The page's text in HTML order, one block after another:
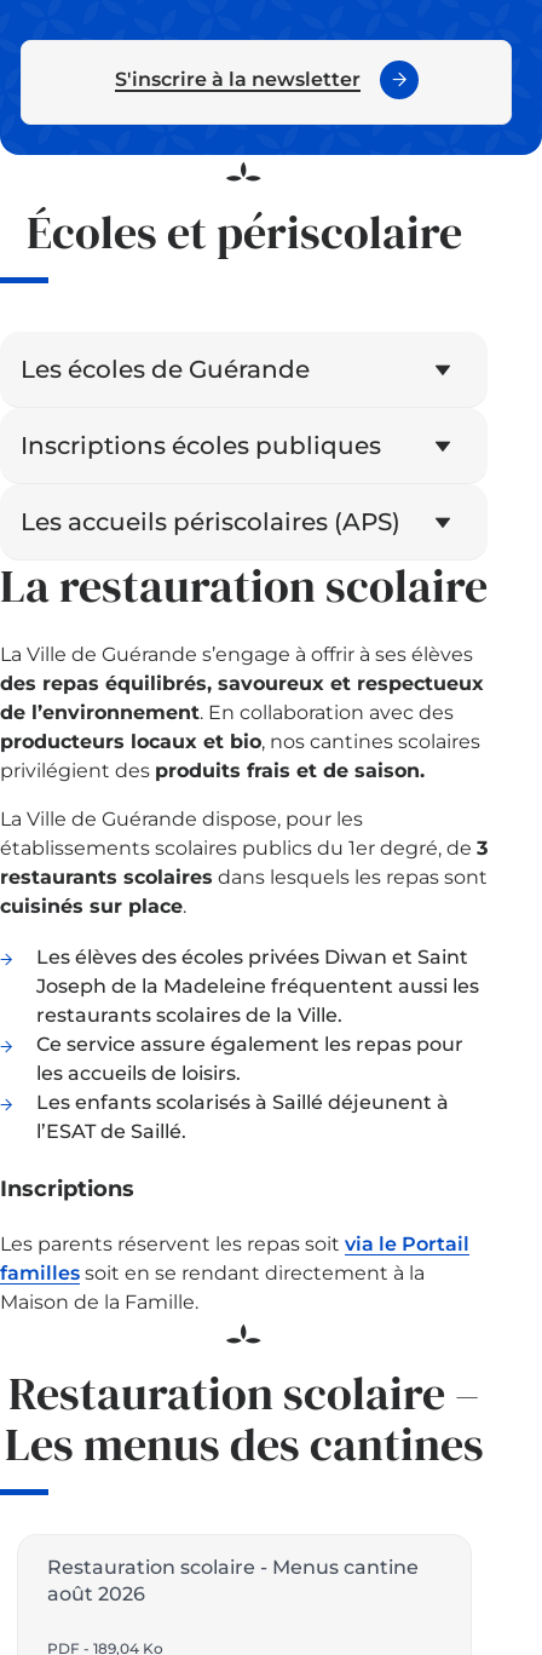
S'inscrire à la newsletter
Écoles et périscolaire
Les écoles de Guérande
Inscriptions écoles publiques
Les accueils périscolaires (APS)
La restauration scolaire
La Ville de Guérande s’engage à offrir à ses élèves
des repas équilibrés, savoureux et respectueux
de l’environnement. En collaboration avec des
producteurs locaux et bio, nos cantines scolaires
privilégient des produits frais et de saison.
La Ville de Guérande dispose, pour les
établissements scolaires publics du 1er degré, de 3
restaurants scolaires dans lesquels les repas sont
cuisinés sur place.
Les élèves des écoles privées Diwan et Saint
Joseph de la Madeleine fréquentent aussi les
restaurants scolaires de la Ville.
Ce service assure également les repas pour
les accueils de loisirs.
Les enfants scolarisés à Saillé déjeunent à
l’ESAT de Saillé.
Inscriptions
Les parents réservent les repas soit via le Portail
familles soit en se rendant directement à la
Maison de la Famille.
Restauration scolaire –
Les menus des cantines
Restauration scolaire - Menus cantine
août 2026
PDF - 189,04 Ko